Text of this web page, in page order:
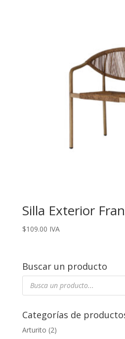
Silla Exterior
$109.00 IVA
Buscar un producto
Búsqueda
Categorías de
Arturito (2)